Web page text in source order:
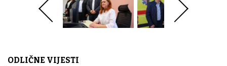
ODLIČNE VIJESTI